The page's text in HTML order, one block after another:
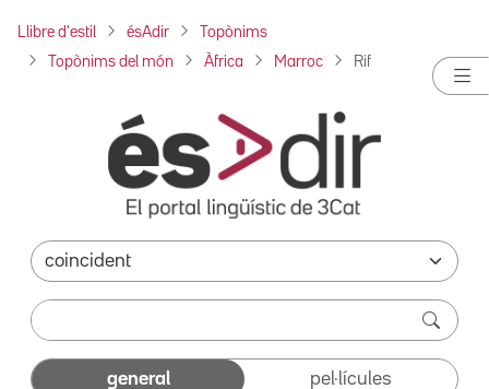
Llibre d'estil ésAdir Topònims
Topònims del món Àfrica Marroc Rif
general pel·lícules